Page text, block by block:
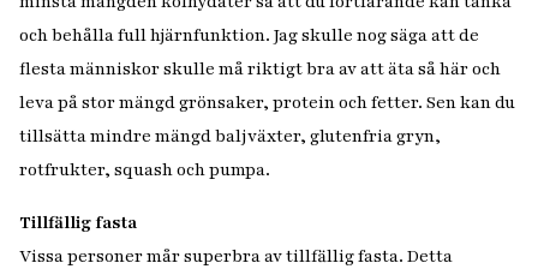
och behålla full hjärnfunktion. Jag skulle nog säga att de
flesta människor skulle må riktigt bra av att äta så här och
leva på stor mängd grönsaker, protein och fetter. Sen kan du
tillsätta mindre mängd baljväxter, glutenfria gryn,
rotfrukter, squash och pumpa.
Tillfällig fasta
Vissa personer mår superbra av tillfällig fasta. Detta